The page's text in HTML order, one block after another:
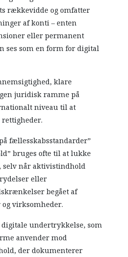
rækkevidde og omfatter
af konti – enten
eller permanent
ses som en form for digital
klare
juridisk ramme på
niveau til at
fællesskabsstandarder”
bruges ofte til at lukke
selv når aktivistindhold
eller
begået af
virksomheder.
digitale undertrykkelse, som
anvender mod
der dokumenterer